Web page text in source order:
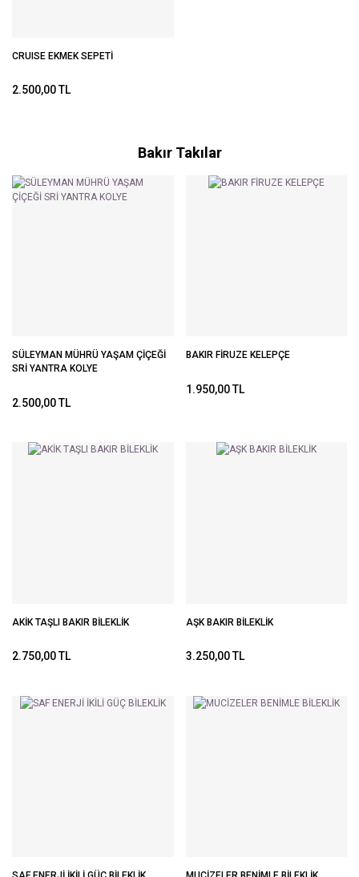
CRUISE EKMEK SEPETİ
2.500,00 TL
Bakır Takılar
SÜLEYMAN MÜHRÜ YAŞAM ÇİÇEĞİ
SRİ YANTRA KOLYE
2.500,00 TL
BAKIR FİRUZE KELEPÇE
1.950,00 TL
AKİK TAŞLI BAKIR BİLEKLİK
2.750,00 TL
AŞK BAKIR BİLEKLİK
3.250,00 TL